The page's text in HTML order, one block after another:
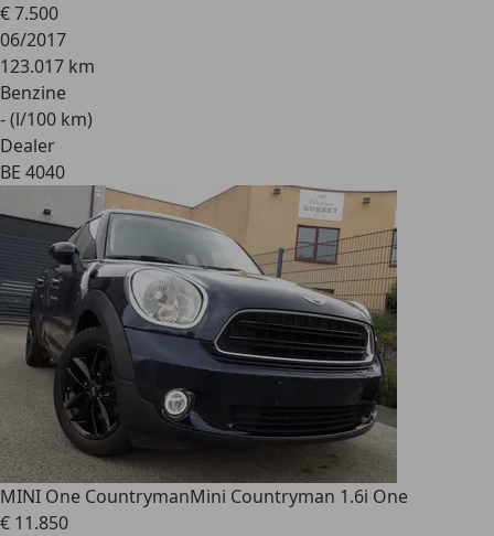
€ 7.500
06/2017
123.017 km
Benzine
- (l/100 km)
Dealer
BE 4040
MINI One CountrymanMini Countryman 1.6i One
€ 11.850